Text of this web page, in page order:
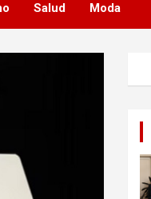
Salud Moda